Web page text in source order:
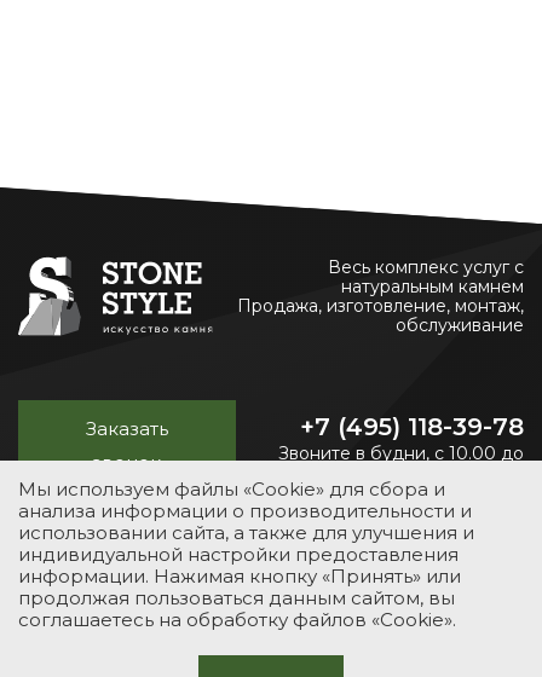
Весь комплекс услуг с
натуральным камнем
Продажа, изготовление, монтаж,
обслуживание
Заказать
звонок
+7 (495) 118-39-78
Звоните в будни, с 10.00 до
УСЛУГИ КАТАЛОГ ПОРТФОЛИО
О КОМПАНИИ
КОНТАКТЫ
© 2012-2026 Stone-Style
Мы используем файлы «Cookie» для сбора и
анализа информации о производительности и
использовании сайта, а также для улучшения и
индивидуальной настройки предоставления
информации. Нажимая кнопку «Принять» или
продолжая пользоваться данным сайтом, вы
соглашаетесь на обработку файлов «Cookie».